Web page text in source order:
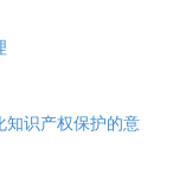
知识产权保护的意